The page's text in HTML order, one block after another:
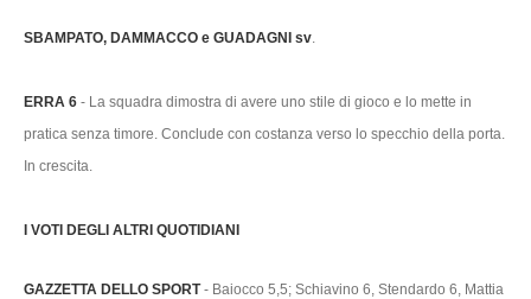
SBAMPATO, DAMMACCO e GUADAGNI sv.
ERRA 6 - La squadra dimostra di avere uno stile di gioco e lo mette in
pratica senza timore. Conclude con costanza verso lo specchio della porta.
In crescita.
I VOTI DEGLI ALTRI QUOTIDIANI
GAZZETTA DELLO SPORT- Baiocco 5,5; Schiavino 6, Stendardo 6, Mattia